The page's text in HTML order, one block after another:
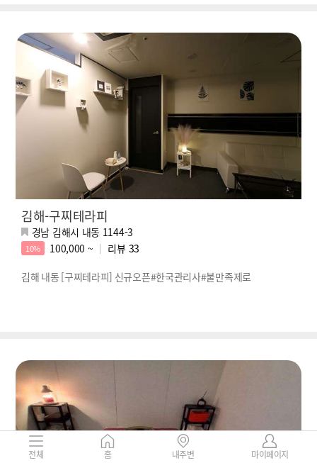
김해-구찌테라피
경남 김해시 내동 1144-3
10% 100,000 ~ 리뷰 33
김해 내동 [구찌테라피] 신규오픈#한국관리사#불만족제로
전체 홈 내주변 마이페이지